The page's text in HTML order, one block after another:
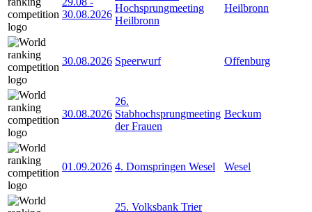
30.08.2026
Hochsprungmeeting
Heilbronn
Heilbronn
30.08.2026 Speerwurf Offenburg
30.08.2026
26.
Stabhochsprungmeeting
der Frauen
Beckum
01.09.2026 4. Domspringen Wesel Wesel
25. Volksbank Trier